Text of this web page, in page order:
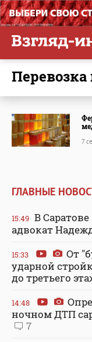
7
ГЛАВНЫЕ
15:49 В
адвокат
15:33
От
ударной
до третьего
14:48
ночном ДТП
7